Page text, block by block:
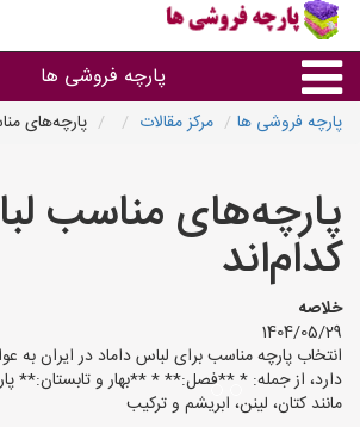
پارچه فروشی ها
پارچه براساس رنگ طرح و
پارچه فروشی ها مرکز مقالات پارچه‌های
پارچه‌های مناسب
کدام‌اند
خلاصه
1404/05/29
انتخاب پارچه مناسب برای لباس داماد در ایران به
دارد، از جمله: * **فصل:** * **بهار و تابستان:**
مانند کتان، لینن، ابریشم و ترکیب‌